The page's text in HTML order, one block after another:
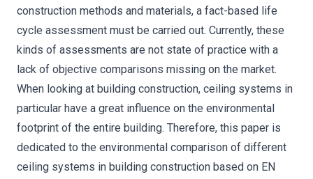
construction methods and materials, a fact-based life
cycle assessment must be carried out. Currently, these
kinds of assessments are not state of practice with a
lack of objective comparisons missing on the market.
When looking at building construction, ceiling systems in
particular have a great influence on the environmental
footprint of the entire building. Therefore, this paper is
dedicated to the environmental comparison of different
ceiling systems in building construction based on EN